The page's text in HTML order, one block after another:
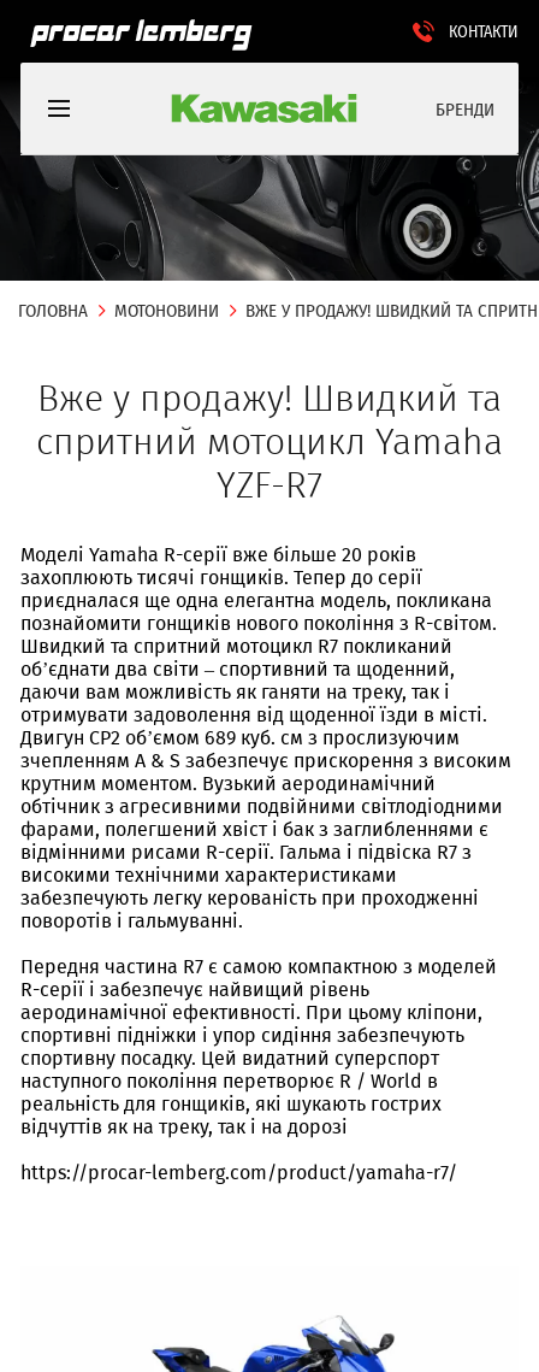
КОНТАКТИ
БРЕНДИ
ГОЛОВНА МОТОНОВИНИ ВЖЕ У ПРОДАЖУ! ШВИДКИЙ ТА
Вже у продажу! Швидкий та
спритний мотоцикл Yamaha
YZF-R7
Моделі Yamaha R-серії вже більше 20 років
захоплюють тисячі гонщиків. Тепер до серії
приєдналася ще одна елегантна модель, покликана
познайомити гонщиків нового покоління з R-світом.
Швидкий та спритний мотоцикл R7 покликаний
об’єднати два світи – спортивний та щоденний,
даючи вам можливість як ганяти на треку, так і
отримувати задоволення від щоденної їзди в місті.
Двигун CP2 об’ємом 689 куб. см з прослизуючим
зчепленням A & S забезпечує прискорення з високим
крутним моментом. Вузький аеродинамічний
обтічник з агресивними подвійними світлодіодними
фарами, полегшений хвіст і бак з заглибленнями є
відмінними рисами R-серії. Гальма і підвіска R7 з
високими технічними характеристиками
забезпечують легку керованість при проходженні
поворотів і гальмуванні.
Передня частина R7 є самою компактною з моделей
R-серії і забезпечує найвищий рівень
аеродинамічної ефективності. При цьому кліпони,
спортивні підніжки і упор сидіння забезпечують
спортивну посадку. Цей видатний суперспорт
наступного покоління перетворює R / World в
реальність для гонщиків, які шукають гострих
відчуттів як на треку, так і на дорозі
https://procar-lemberg.com/product/yamaha-r7/